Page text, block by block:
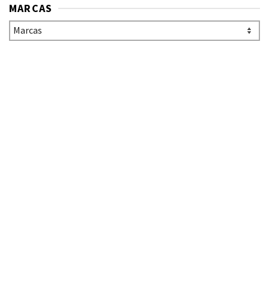
MARCAS